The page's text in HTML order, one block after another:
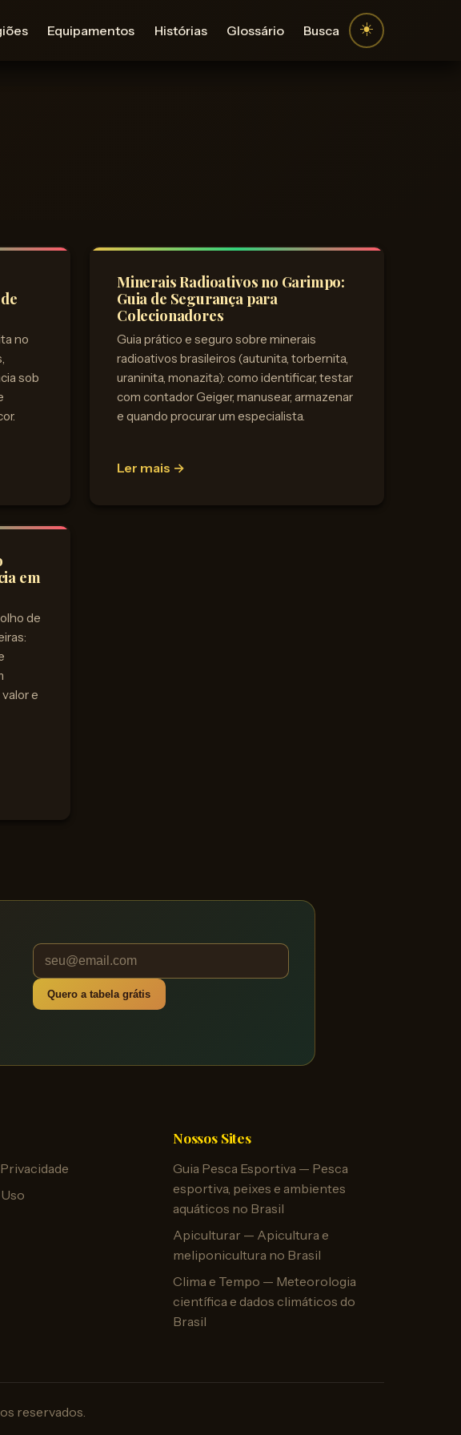
Equipamentos Histórias Glossário Busca ☀️
no
sob
Minerais Radioativos no Garimpo:
Guia de Segurança para
Colecionadores
Guia prático e seguro sobre minerais
radioativos brasileiros (autunita, torbernita,
uraninita, monazita): como identificar, testar
com contador Geiger, manusear, armazenar
e quando procurar um especialista.
Ler mais →
em
de
e
Quero a tabela grátis
Nossos Sites
Guia Pesca Esportiva — Pesca
esportiva, peixes e ambientes
aquáticos no Brasil
Apiculturar — Apicultura e
meliponicultura no Brasil
Clima e Tempo — Meteorologia
científica e dados climáticos do
Brasil
reservados.